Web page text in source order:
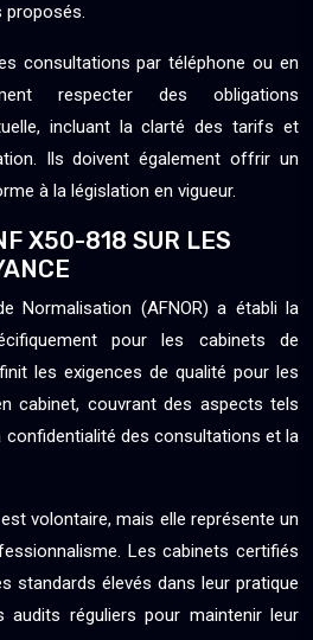
proposés.
consultations par téléphone ou en
respecter des obligations
incluant la clarté des tarifs et
Ils doivent également offrir un
à la législation en vigueur.
X50-818 SUR LES
Normalisation (AFNOR) a établi la
pour les cabinets de
les exigences de qualité pour les
cabinet, couvrant des aspects tels
confidentialité des consultations et la
volontaire, mais elle représente un
Les cabinets certifiés
standards élevés dans leur pratique
réguliers pour maintenir leur